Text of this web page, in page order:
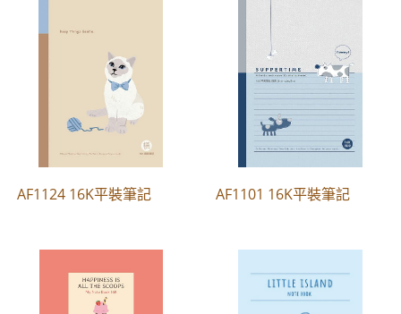
AF1124 16K平裝筆記 AF1101 16K平裝筆記